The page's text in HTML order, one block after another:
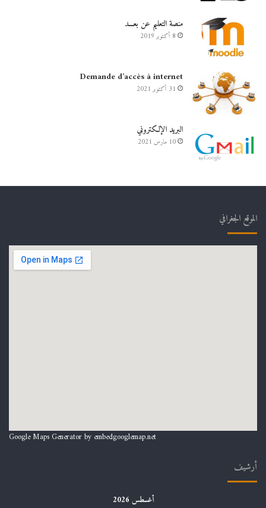
منصة التعليم عن بعـــد
8 أكتوبر 2019
Demande d’accès à internet
31 أكتوبر 2021
البريد الإلكتروني
10 مارس 2021
الموقع الجغرافي
Google Maps Generator by embedgooglemap.net
أرشيف
أغسطس 2026